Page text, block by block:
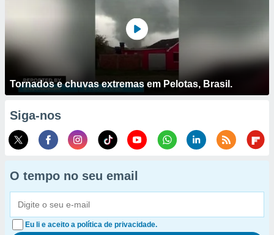
Tornados e chuvas extremas em Pelotas, Brasil.
Siga-nos
O tempo no seu email
Eu li e aceito a política de privacidade.